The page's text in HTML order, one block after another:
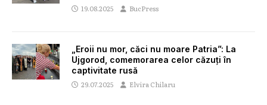
19.08.2025 BucPress
„Eroii nu mor, căci nu moare Patria”: La
Ujgorod, comemorarea celor căzuți în
captivitate rusă
29.07.2025 Elvira Chilaru